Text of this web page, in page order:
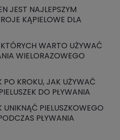
JEST NAJLEPSZYM
KĄPIELOWE DLA
WARTO UŻYWAĆ
WIELORAZOWEGO
PO KROKU, JAK UŻYWAĆ
DO PŁYWANIA
PIELUSZKOWEGO
PŁYWANIA